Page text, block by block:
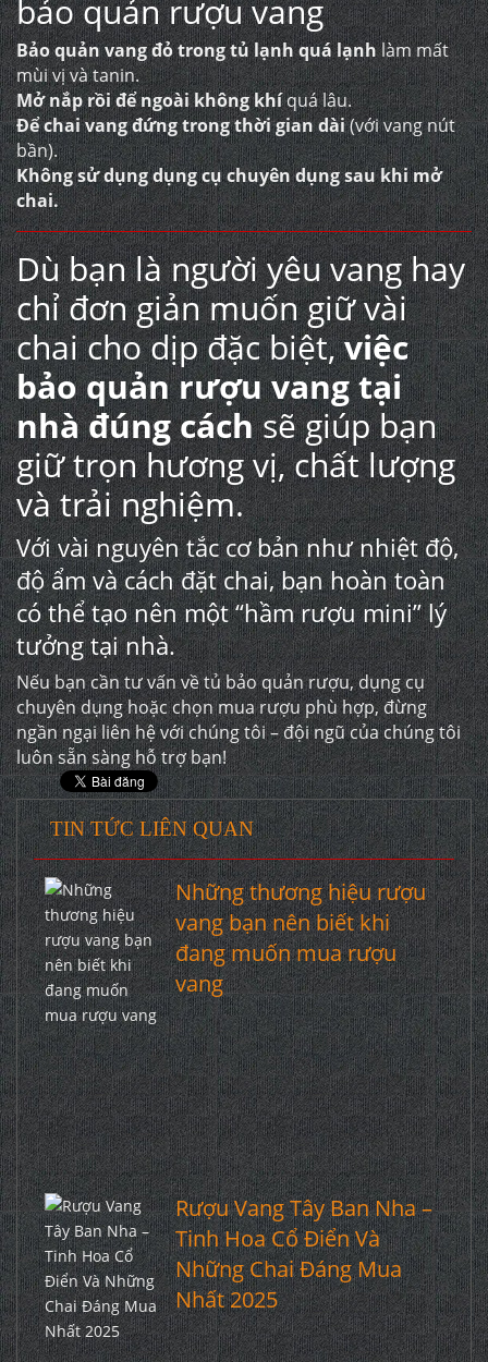
bảo quản rượu vang
Bảo quản vang đỏ trong tủ lạnh quá lạnhlàm mất
mùi vị và tanin.
Mở nắp rồi để ngoài không khíquá lâu.
Để chai vang đứng trong thời gian dài(với vang nút
bần).
Không sử dụng dụng cụ chuyên dụng sau khi mở
chai.
Dù bạn là người yêu vang hay
chỉ đơn giản muốn giữ vài
chai cho dịp đặc biệt,việc
bảo quản rượu vang tại
nhà đúng cáchsẽ giúp bạn
giữ trọn hương vị, chất lượng
và trải nghiệm.
Với vài nguyên tắc cơ bản như nhiệt độ,
độ ẩm và cách đặt chai, bạn hoàn toàn
có thể tạo nên một “hầm rượu mini” lý
tưởng tại nhà.
Nếu bạn cần tư vấn về tủ bảo quản rượu, dụng cụ
chuyên dụng hoặc chọn mua rượu phù hợp, đừng
ngần ngại liên hệ với chúng tôi – đội ngũ của chúng tôi
luôn sẵn sàng hỗ trợ bạn!
TIN TỨC LIÊN QUAN
Những thương hiệu rượu
vang bạn nên biết khi
đang muốn mua rượu
vang
Rượu Vang Tây Ban Nha –
Tinh Hoa Cổ Điển Và
Những Chai Đáng Mua
Nhất 2025